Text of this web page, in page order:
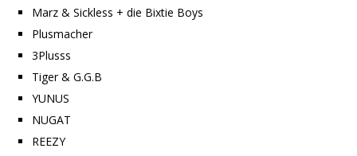
Marz & Sickless + die Bixtie Boys
Plusmacher
3Plusss
Tiger & G.G.B
YUNUS
NUGAT
REEZY